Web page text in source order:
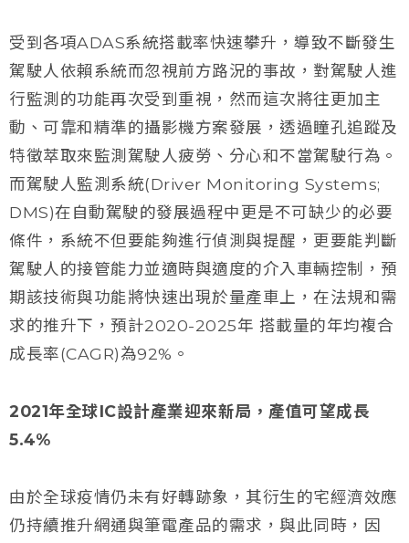
受到各項ADAS系統搭載率快速攀升，導致不斷發生
駕駛人依賴系統而忽視前方路況的事故，對駕駛人進
行監測的功能再次受到重視，然而這次將往更加主
動、可靠和精準的攝影機方案發展，透過瞳孔追蹤及
特徵萃取來監測駕駛人疲勞、分心和不當駕駛行為。
而駕駛人監測系統(Driver Monitoring Systems;
DMS)在自動駕駛的發展過程中更是不可缺少的必要
條件，系統不但要能夠進行偵測與提醒，更要能判斷
駕駛人的接管能力並適時與適度的介入車輛控制，預
期該技術與功能將快速出現於量產車上，在法規和需
求的推升下，預計2020-2025年 搭載量的年均複合
成長率(CAGR)為92%。
2021年全球IC設計產業迎來新局，產值可望成長
5.4%
由於全球疫情仍未有好轉跡象，其衍生的宅經濟效應
仍持續推升網通與筆電產品的需求，與此同時，因